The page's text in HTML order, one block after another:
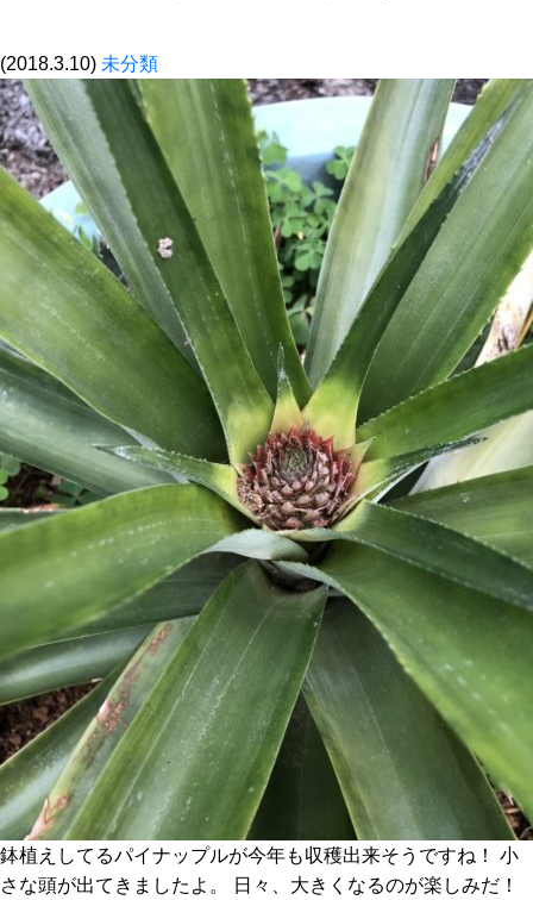
(2018.3.10) 未分類
鉢植えしてるパイナップルが今年も収穫出来そうですね！ 小
さな頭が出てきましたよ。 日々、大きくなるのが楽しみだ！